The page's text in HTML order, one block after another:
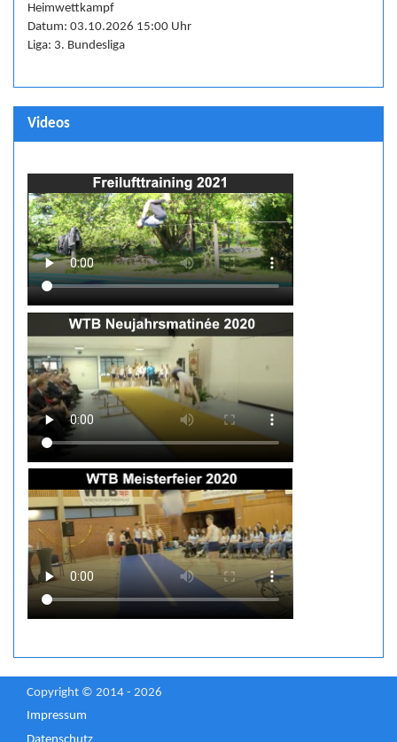
Heimwettkampf
Datum: 03.10.2026 15:00 Uhr
Liga: 3. Bundesliga
Videos
Copyright © 2014 - 2026
Impressum
Datenschutz